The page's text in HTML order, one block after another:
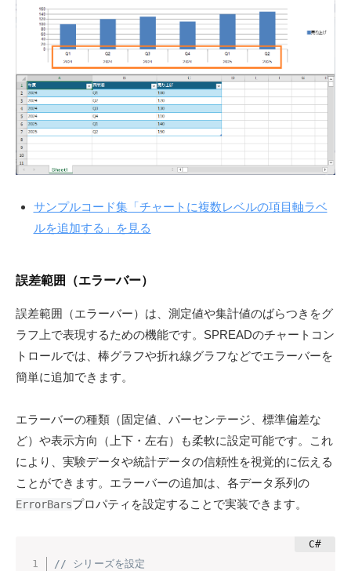
サンプルコード集「チャートに複数レベルの項目軸ラベ
ルを追加する」を見る
誤差範囲（エラーバー）
誤差範囲（エラーバー）は、測定値や集計値のばらつきをグ
ラフ上で表現するための機能です。SPREADのチャートコン
トロールでは、棒グラフや折れ線グラフなどでエラーバーを
簡単に追加できます。
エラーバーの種類（固定値、パーセンテージ、標準偏差な
ど）や表示方向（上下・左右）も柔軟に設定可能です。これ
により、実験データや統計データの信頼性を視覚的に伝える
ことができます。エラーバーの追加は、各データ系列の
ErrorBarsプロパティを設定することで実装できます。
// シリーズを設定